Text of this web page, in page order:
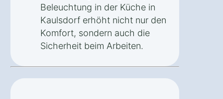
Beleuchtung in der Küche in
Kaulsdorf erhöht nicht nur den
Komfort, sondern auch die
Sicherheit beim Arbeiten.